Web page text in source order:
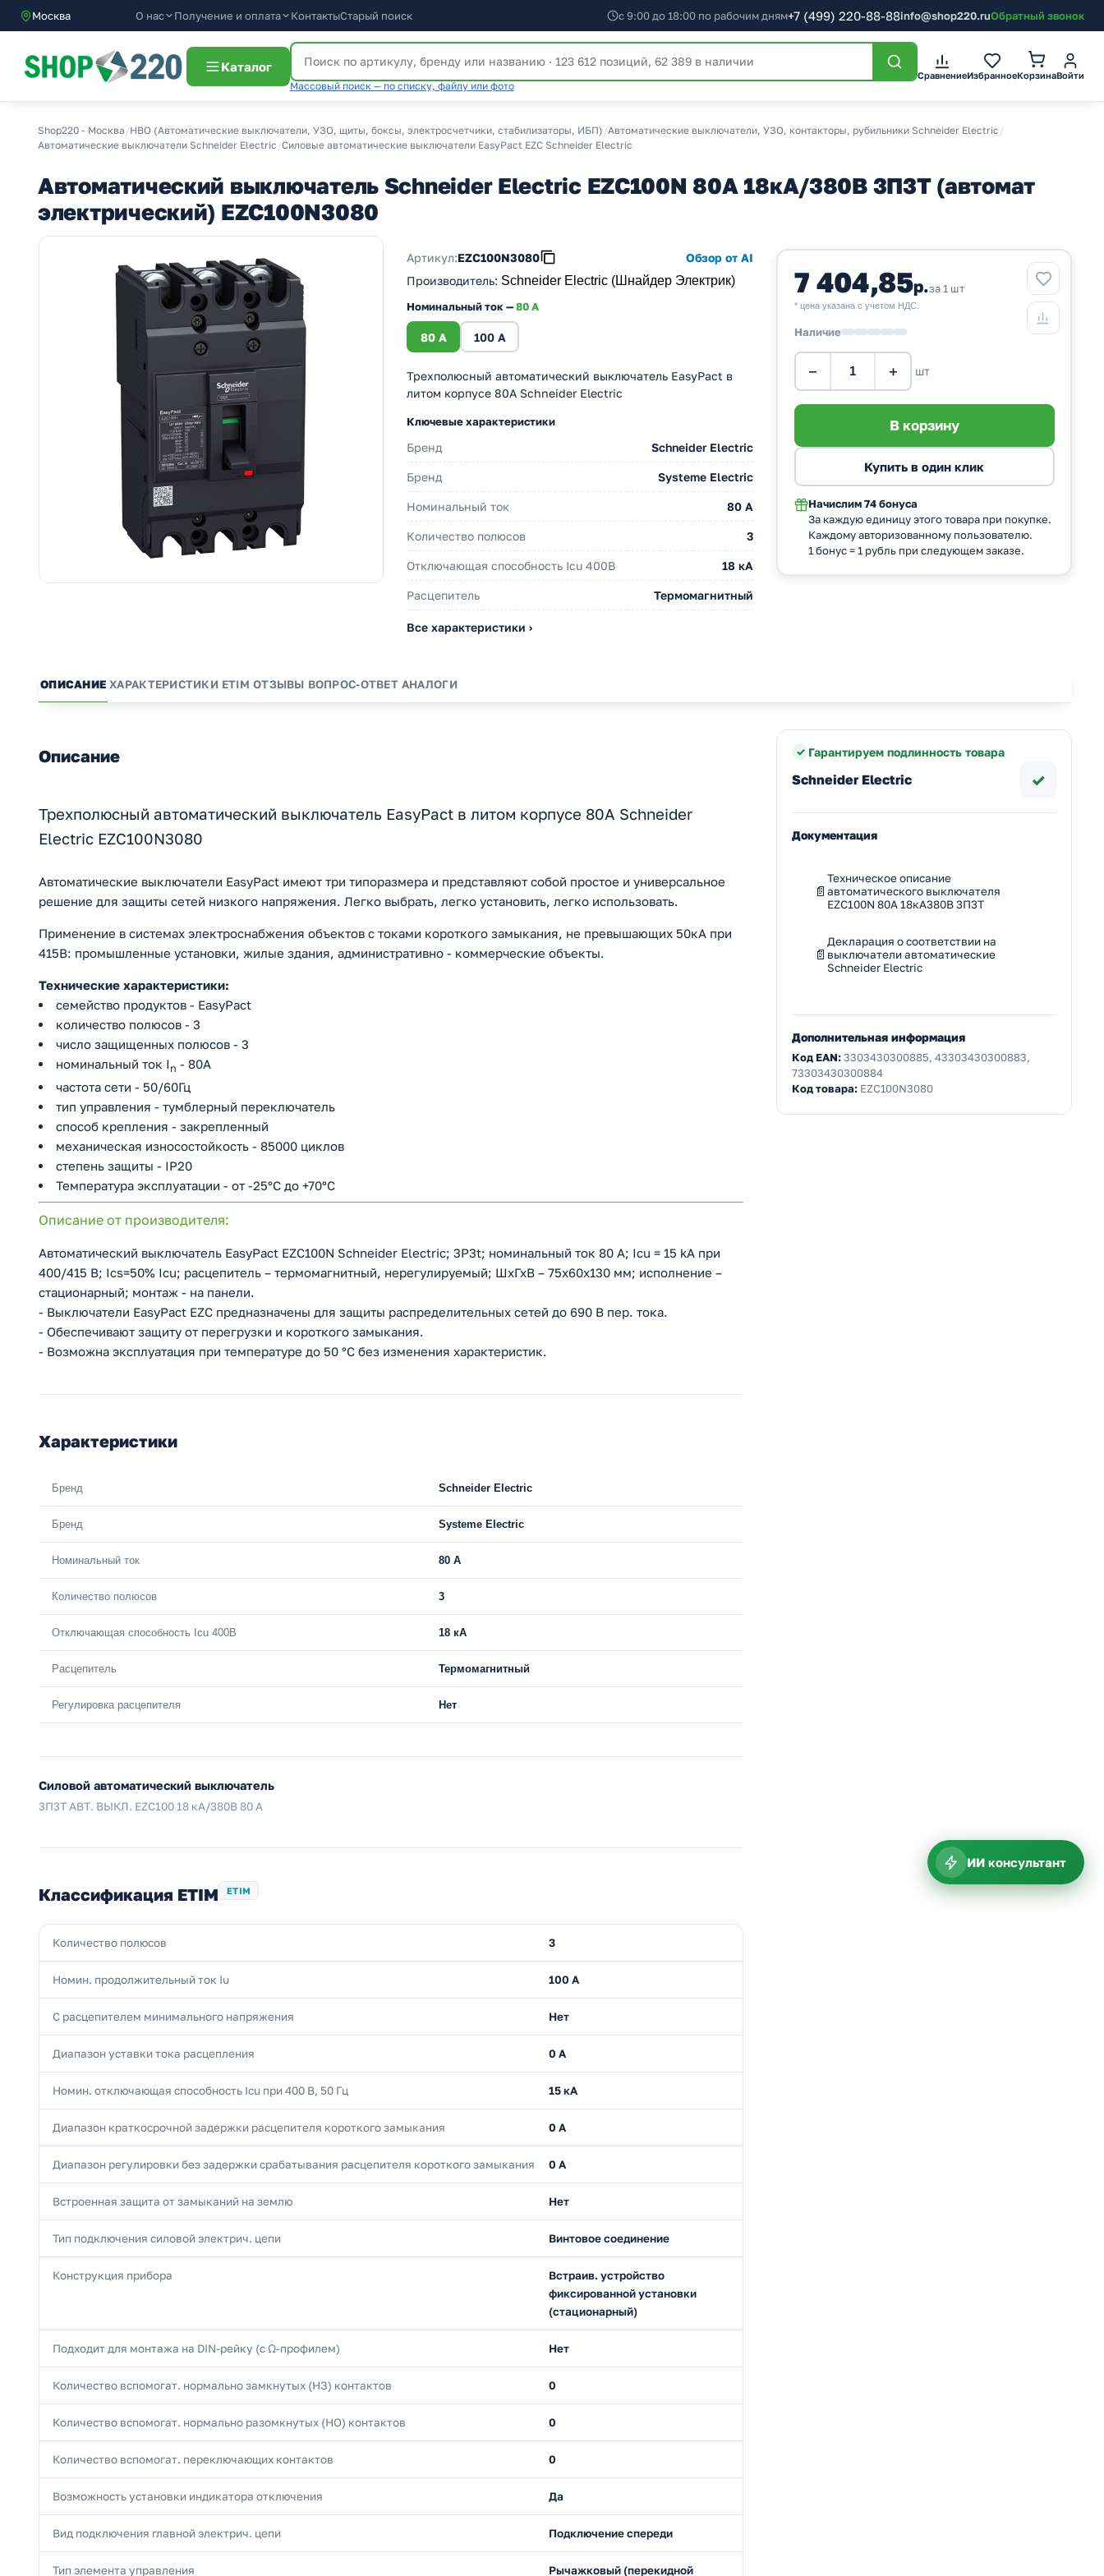
Москва О нас Получение и оплата КонтактыСтарый поиск с 9:00 до 18:00 по рабочим дням+7 (499) 220-88-88info@shop220.ruОбратный звонок
Каталог
Массовый поиск — по списку, файлу или фото
СравнениеИзбранноеКорзинаВойти
Shop220 - Москва /НВО (Автоматические выключатели, УЗО, щиты, боксы, электросчетчики, стабилизаторы, ИБП) /Автоматические выключатели, УЗО, контакторы, рубильники Schneider Electric /
Автоматические выключатели Schneider Electric /Силовые автоматические выключатели EasyPact EZC Schneider Electric
Автоматический выключатель Schneider Electric EZC100N 80A 18кА/380В 3П3T (автомат
электрический) EZC100N3080
Артикул:EZC100N3080
Обзор от AI
Производитель: Schneider Electric (Шнайдер Электрик)
Номинальный ток —80 A
80 A 100 A
Трехполюсный автоматический выключатель EasyPact в
литом корпусе 80А Schneider Electric
Ключевые характеристики
Бренд Schneider Electric
Бренд Systeme Electric
Номинальный ток 80 A
Количество полюсов 3
Отключающая способность Icu 400В 18 кА
Расцепитель Термомагнитный
Все характеристики ›
7 404,85р.за 1 шт
* цена указана с учетом НДС.
Наличие
− + шт
Начислим 74 бонуса
За каждую единицу этого товара при покупке.
Каждому авторизованному пользователю.
1 бонус = 1 рубль при следующем заказе.
ОПИСАНИЕ ХАРАКТЕРИСТИКИ ETIM ОТЗЫВЫ ВОПРОС-ОТВЕТ АНАЛОГИ
Описание
Трехполюсный автоматический выключатель EasyPact в литом корпусе 80А Schneider
Electric EZC100N3080
Автоматические выключатели EasyPact имеют три типоразмера и представляют собой простое и универсальное
решение для защиты сетей низкого напряжения. Легко выбрать, легко установить, легко использовать.
Применение в системах электроснабжения объектов с токами короткого замыкания, не превышающих 50кА при
415В: промышленные установки, жилые здания, административно - коммерческие объекты.
Технические характеристики:
семейство продуктов - EasyPact
количество полюсов - 3
число защищенных полюсов - 3
номинальный ток I n - 80A
частота сети - 50/60Гц
тип управления - тумблерный переключатель
способ крепления - закрепленный
механическая износостойкость - 85000 циклов
степень защиты - IP20
Температура эксплуатации - от -25°C до +70°C
Описание от производителя:
Автоматический выключатель EasyPact EZC100N Schneider Electric; 3P3t; номинальный ток 80 А; Icu = 15 kA при
400/415 В; Ics=50% Icu; расцепитель – термомагнитный, нерегулируемый; ШхГхВ – 75х60х130 мм; исполнение –
стационарный; монтаж - на панели.
- Выключатели EasyPact EZC предназначены для защиты распределительных сетей до 690 В пер. тока.
- Обеспечивают защиту от перегрузки и короткого замыкания.
- Возможна эксплуатация при температуре до 50 °С без изменения характеристик.
Характеристики
Бренд Schneider Electric
Бренд Systeme Electric
Номинальный ток 80 A
Количество полюсов 3
Отключающая способность Icu 400В 18 кА
Расцепитель Термомагнитный
Регулировка расцепителя Нет
Силовой автоматический выключатель
3П3Т АВТ. ВЫКЛ. EZC100 18 кА/380В 80 A
Классификация ETIM ETIM
Количество полюсов 3
Номин. продолжительный ток Iu 100 А
С расцепителем минимального напряжения Нет
Диапазон уставки тока расцепления 0 А
Номин. отключающая способность Icu при 400 В, 50 Гц 15 кА
Диапазон краткосрочной задержки расцепителя короткого замыкания 0 А
Диапазон регулировки без задержки срабатывания расцепителя короткого замыкания 0 А
Встроенная защита от замыканий на землю Нет
Тип подключения силовой электрич. цепи Винтовое соединение
Конструкция прибора
Встраив. устройство
фиксированной установки
(стационарный)
Подходит для монтажа на DIN-рейку (с Ω-профилем) Нет
Количество вспомогат. нормально замкнутых (НЗ) контактов 0
Количество вспомогат. нормально разомкнутых (НО) контактов 0
Количество вспомогат. переключающих контактов 0
Возможность установки индикатора отключения Да
Вид подключения главной электрич. цепи Подключение спереди
Тип элемента управления Рычажковый (перекидной
Гарантируем подлинность товара
Schneider Electric ✓
Документация
Техническое описание
автоматического выключателя
EZC100N 80A 18кА380В 3П3T
Декларация о соответствии на
выключатели автоматические
Schneider Electric
Дополнительная информация
Код EAN:3303430300885, 43303430300883,
73303430300884
Код товара: EZC100N3080
ИИ консультант